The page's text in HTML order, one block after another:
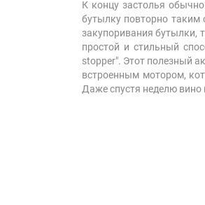
К концу застолья
бутылку повторно таким
закупоривания бутылки,
простой и стильный
stopper". Этот полезный
встроенным мотором,
Даже спустя неделю вино